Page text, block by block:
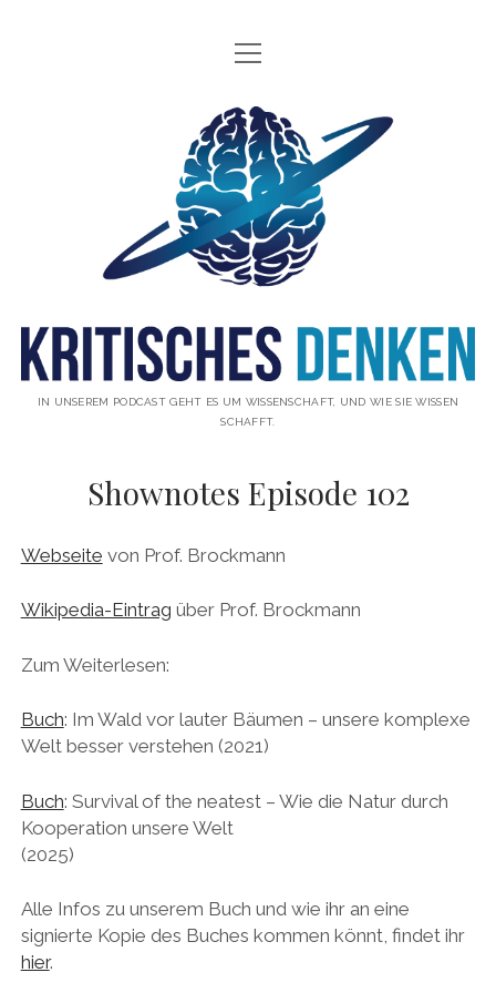
INFO
ÜBER UNS
WAS IST KRITISCHES DENKEN?
GÄSTE
THEMEN
UNTERSTÜTZUNG
KONTAKT
Menü
öffnen
Kritisches
Podcast
IN UNSEREM PODCAST GEHT ES UM WISSENSCHAFT, UND WIE SIE WISSEN
SCHAFFT.
Shownotes Episode 102
Webseite von Prof. Brockmann
Wikipedia-Eintrag über Prof. Brockmann
Zum Weiterlesen:
Buch: Im Wald vor lauter Bäumen – unsere komplexe
Welt besser verstehen (2021)
Buch: Survival of the neatest – Wie die Natur durch
Kooperation unsere Welt
(2025)
Alle Infos zu unserem Buch und wie ihr an eine
signierte Kopie des Buches kommen könnt, findet ihr
hier.